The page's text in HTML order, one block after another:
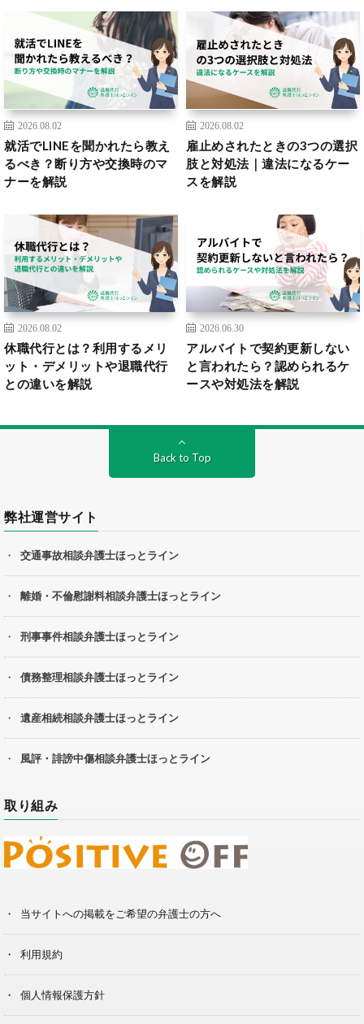
2026.08.02
就活でLINEを聞かれたら教え
るべき？断り方や交換時のマ
ナーを解説
2026.08.02
雇止めされたときの3つの選択
肢と対処法｜違法になるケー
スを解説
2026.08.02
休職代行とは？利用するメリ
ット・デメリットや退職代行
との違いを解説
2026.06.30
アルバイトで契約更新しない
と言われたら？認められるケ
ースや対処法を解説
Back to Top
弊社運営サイト
交通事故相談弁護士ほっとライン
離婚・不倫慰謝料相談弁護士ほっとライン
刑事事件相談弁護士ほっとライン
債務整理相談弁護士ほっとライン
遺産相続相談弁護士ほっとライン
風評・誹謗中傷相談弁護士ほっとライン
取り組み
当サイトへの掲載をご希望の弁護士の方へ
利用規約
個人情報保護方針